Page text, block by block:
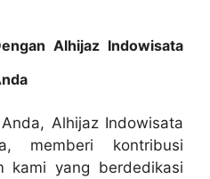
Alhijaz Indowisata
Alhijaz Indowisata
memberi kontribusi
kami yang berdedikasi